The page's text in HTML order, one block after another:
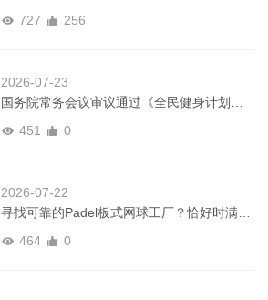
727 256
2026-07-23
国务院常务会议审议通过《全民健身计划
451 0
2026-07-22
寻找可靠的Padel板式网球工厂？恰好时满足
464 0